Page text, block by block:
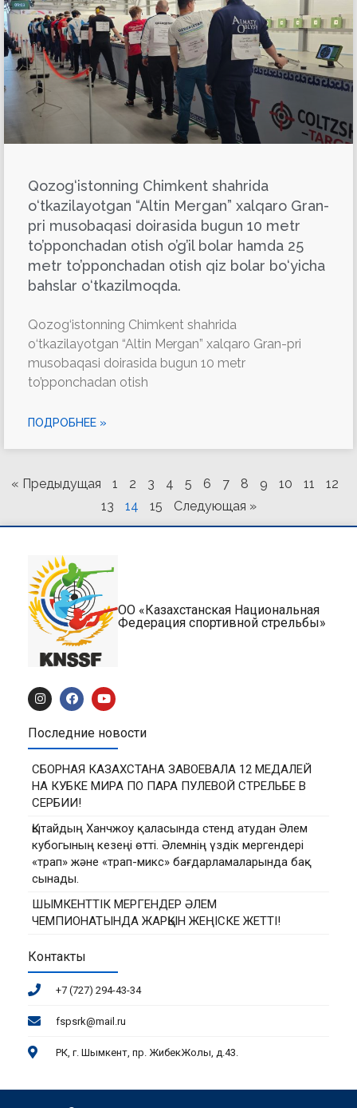
Qozog‘istonning Chimkent shahrida
o‘tkazilayotgan “Altin Mergan” xalqaro Gran-
pri musobaqasi doirasida bugun 10 metr
to’pponchadan otish o’g’il bolar hamda 25
metr to’pponchadan otish qiz bolar bo‘yicha
bahslar o‘tkazilmoqda.
Qozog‘istonning Chimkent shahrida
o‘tkazilayotgan “Altin Mergan” xalqaro Gran-pri
musobaqasi doirasida bugun 10 metr
to’pponchadan otish
ПОДРОБНЕЕ »
« Предыдущая 1 2 3 4 5 6 7 8 9 10 11
12
13
14 15 Следующая »
ОО «Казахстанская Национальная
Федерация спортивной стрельбы»
Последние новости
СБОРНАЯ КАЗАХСТАНА ЗАВОЕВАЛА 12 МЕДАЛЕЙ
НА КУБКЕ МИРА ПО ПАРА ПУЛЕВОЙ СТРЕЛЬБЕ В
СЕРБИИ!
Қытайдың Ханчжоу қаласында стенд атудан Әлем
кубогының кезеңі өтті. Әлемнің үздік мергендері
«трап» және «трап-микс» бағдарламаларында бақ
сынады.
ШЫМКЕНТТІК МЕРГЕНДЕР ӘЛЕМ
ЧЕМПИОНАТЫНДА ЖАРҚЫН ЖЕҢІСКЕ ЖЕТТІ!
Контакты
+7 (727) 294-43-34
fspsrk@mail.ru
РК, г. Шымкент, пр. ЖибекЖолы, д.43.